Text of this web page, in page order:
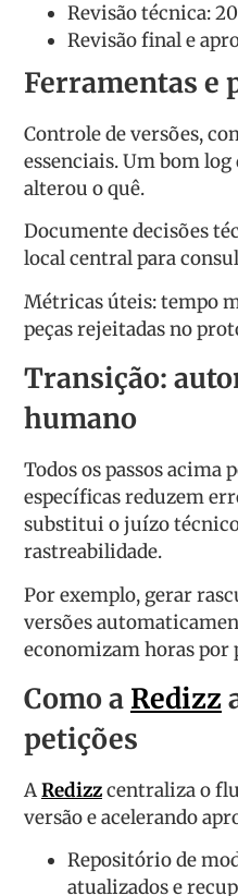
Revisão técnica:
Revisão final e
Ferramentas e
Controle de versões,
essenciais. Um bom
alterou o quê.
Documente decisões
local central para
Métricas úteis: tempo
peças rejeitadas no
Transição:
humano
Todos os passos
específicas reduzem
substitui o juízo
rastreabilidade.
Por exemplo, gerar
versões
economizam horas por
Como a Redizz
petições
ARedizzcentraliza o
versão e acelerando
Repositório de
atualizados e